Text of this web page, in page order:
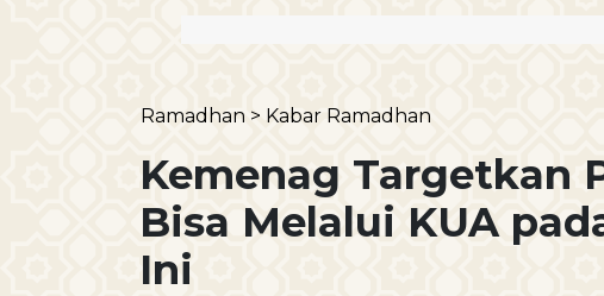
Ramadhan > Kabar Ramadhan
Kemenag Targetkan
Bisa Melalui KUA
Ini